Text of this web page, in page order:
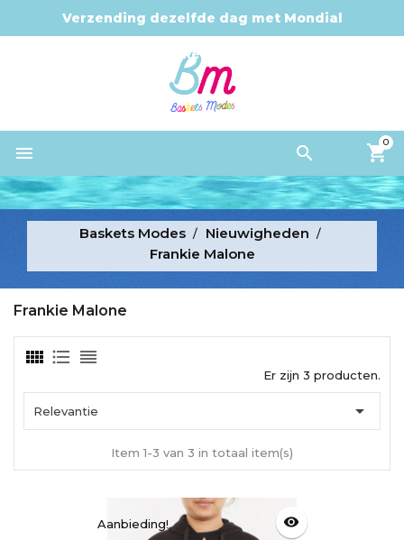
Verzending dezelfde dag met Mondial
Relay


0
Baskets Modes
Nieuwigheden
Frankie Malone
Frankie Malone
Er zijn 3 producten.
Relevantie 
Item 1-3 van 3 in totaal item(s)
Aanbieding! visibility